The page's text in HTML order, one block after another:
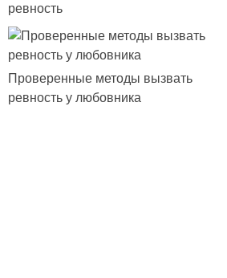
ревность
Проверенные методы вызвать
ревность у любовника